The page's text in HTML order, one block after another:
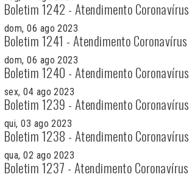
Boletim 1242 - Atendimento Coronavírus
dom, 06 ago 2023
Boletim 1241 - Atendimento Coronavírus
dom, 06 ago 2023
Boletim 1240 - Atendimento Coronavírus
sex, 04 ago 2023
Boletim 1239 - Atendimento Coronavírus
qui, 03 ago 2023
Boletim 1238 - Atendimento Coronavírus
qua, 02 ago 2023
Boletim 1237 - Atendimento Coronavírus